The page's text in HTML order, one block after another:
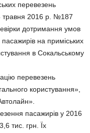
перевезень
травня 2016 р. №187
дотримання умов
на приміських
в Сокальському
перевезень
користування»,
пасажирів у 2016
тис. грн. Їх